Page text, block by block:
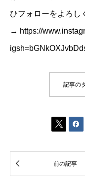
ひフォローをよろし
→ https://
記事の
 
 前の記事